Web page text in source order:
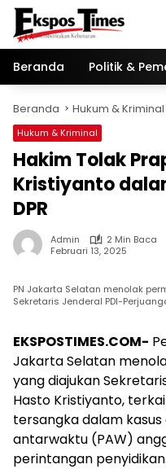
Langsung
konten
Beranda
Politik &
Beranda Hukum & Kriminal
Hukum & Kriminal
Hakim Tolak
Kristiyanto
DPR
Admin
2 Min Baca
Februari 13, 2025
PN Jakarta Selatan menolak
Sekretaris Jenderal PDI-
EKSPOSTIMES.COM-
Jakarta Selatan
yang diajukan
Hasto Kristiyanto,
tersangka dalam
antarwaktu (PAW)
perintangan penyidikan.